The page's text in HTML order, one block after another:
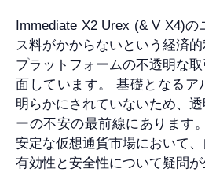
Immediate X2 Urex (& V X4)
ス料がかからないという経済的
プラットフォームの不透明な
面しています。 基礎となるア
明らかにされていないため、
ーの不安の最前線にあります
安定な仮想通貨市場において
有効性と安全性について疑問が